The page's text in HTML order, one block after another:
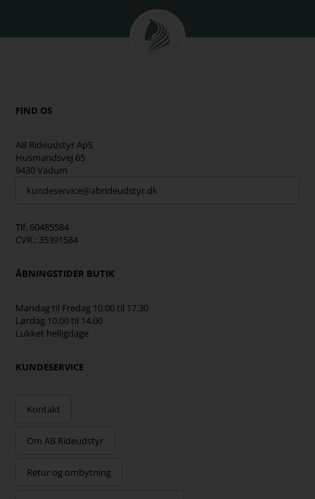
FIND OS
AB Rideudstyr ApS
Husmandsvej 65
9430 Vadum
kundeservice@abrideudstyr.dk
Tlf. 60485584
CVR.: 35391584
ÅBNINGSTIDER BUTIK
Mandag til Fredag 10.00 til 17.30
Lørdag 10.00 til 14.00
Lukket helligdage
KUNDESERVICE
Kontakt
Om AB Rideudstyr
Retur og ombytning